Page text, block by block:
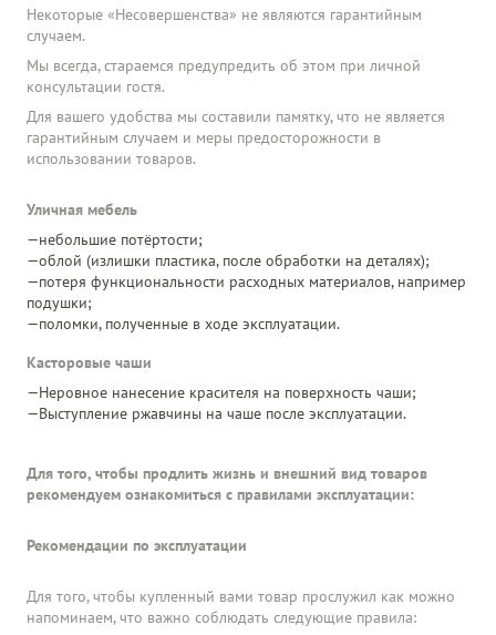
Некоторые «Несовершенства» не являются гарантийным
случаем.
Мы всегда, стараемся предупредить об этом при личной
консультации гостя.
Для вашего удобства мы составили памятку, что не является
гарантийным случаем и меры предосторожности в
использовании товаров.
Уличная мебель
небольшие потёртости;
облой (излишки пластика, после обработки на деталях);
потеря функциональности расходных материалов, например
подушки;
поломки, полученные в ходе эксплуатации.
Касторовые чаши
Неровное нанесение красителя на поверхность чаши;
Выступление ржавчины на чаше после эксплуатации.
Для того, чтобы продлить жизнь и внешний вид товаров
рекомендуем ознакомиться с правилами эксплуатации:
Рекомендации по эксплуатации
Для того, чтобы купленный вами товар прослужил как можно
напоминаем, что важно соблюдать следующие правила: